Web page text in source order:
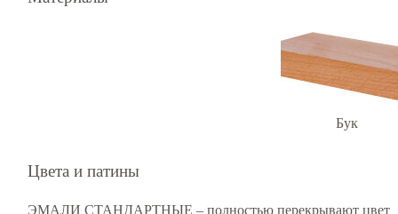
Бук
Цвета и патины
ЭМАЛИ СТАНДАРТНЫЕ – полностью перекрывают цвет